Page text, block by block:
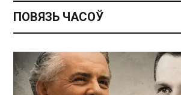
ПОВЯЗЬ ЧАСОЎ